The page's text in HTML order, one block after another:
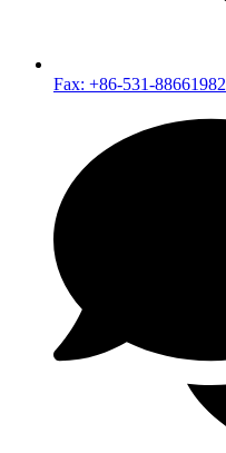
Fax: +86-531-88661982